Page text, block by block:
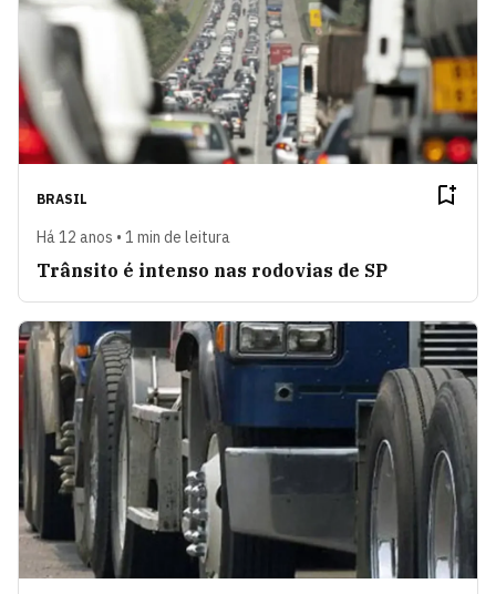
BRASIL
Há 12 anos • 1 min de leitura
Trânsito é intenso nas rodovias de SP